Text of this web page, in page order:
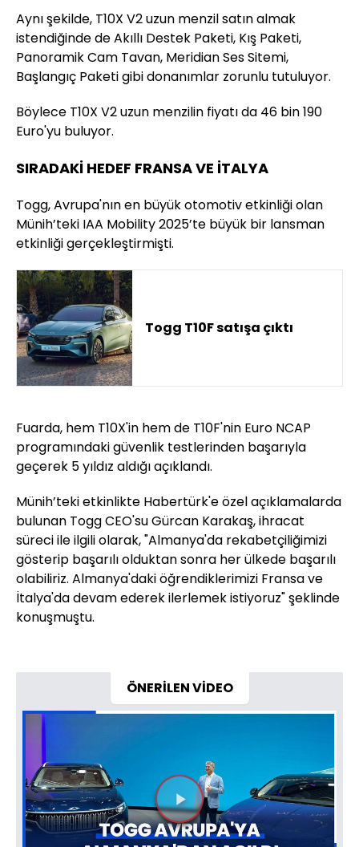
Aynı şekilde, T10X V2 uzun menzil satın almak
istendiğinde de Akıllı Destek Paketi, Kış Paketi,
Panoramik Cam Tavan, Meridian Ses Sitemi,
Başlangıç Paketi gibi donanımlar zorunlu tutuluyor.
Böylece T10X V2 uzun menzilin fiyatı da 46 bin 190
Euro'yu buluyor.
SIRADAKİ HEDEF FRANSA VE İTALYA
Togg, Avrupa'nın en büyük otomotiv etkinliği olan
Münih’teki IAA Mobility 2025’te büyük bir lansman
etkinliği gerçekleştirmişti.
Togg T10F satışa çıktı
Fuarda, hem T10X'in hem de T10F'nin Euro NCAP
programındaki güvenlik testlerinden başarıyla
geçerek 5 yıldız aldığı açıklandı.
Münih’teki etkinlikte Habertürk'e özel açıklamalarda
bulunan Togg CEO'su Gürcan Karakaş, ihracat
süreci ile ilgili olarak, "Almanya'da rekabetçiliğimizi
gösterip başarılı olduktan sonra her ülkede başarılı
olabiliriz. Almanya'daki öğrendiklerimizi Fransa ve
İtalya'da devam ederek ilerlemek istiyoruz" şeklinde
konuşmuştu.
ÖNERİLEN VİDEO
Videoyu